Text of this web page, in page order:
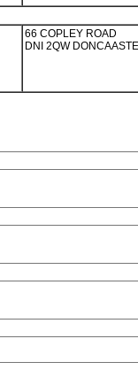
66 COPLEY ROAD
DNI 2QW